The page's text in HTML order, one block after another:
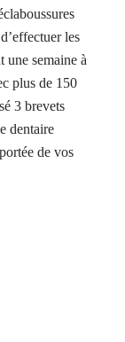
les
une semaine à
plus de 150
3 brevets
dentaire
de vos